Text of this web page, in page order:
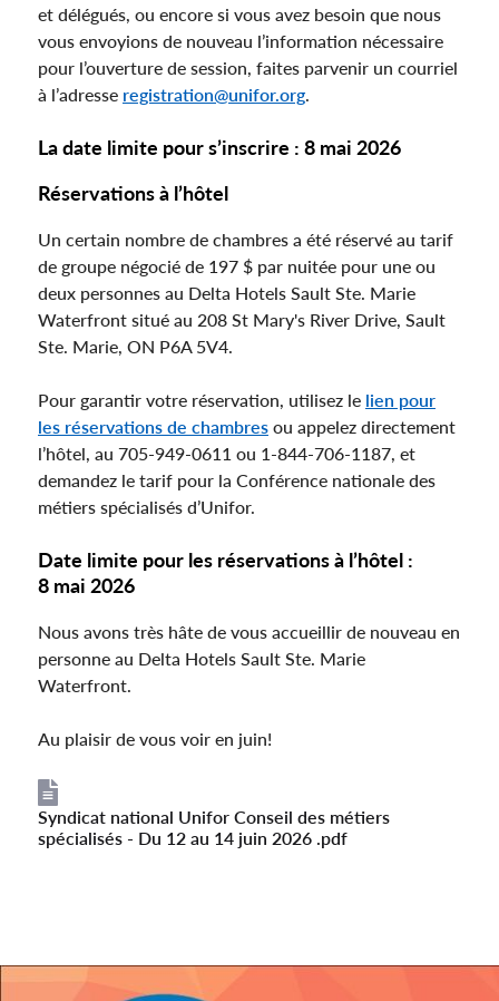
et délégués, ou encore si vous avez besoin que nous
vous envoyions de nouveau l’information nécessaire
pour l’ouverture de session, faites parvenir un courriel
à l’adresse registration@unifor.org.
La date limite pour s’inscrire : 8 mai 2026
Réservations à l’hôtel
Un certain nombre de chambres a été réservé au tarif
de groupe négocié de 197 $ par nuitée pour une ou
deux personnes au Delta Hotels Sault Ste. Marie
Waterfront situé au 208 St Mary's River Drive, Sault
Ste. Marie, ON P6A 5V4.
Pour garantir votre réservation, utilisez le lien pour
les réservations de chambres ou appelez directement
l’hôtel, au 705-949-0611 ou 1-844-706-1187, et
demandez le tarif pour la Conférence nationale des
métiers spécialisés d’Unifor.
Date limite pour les réservations à l’hôtel :
8 mai 2026
Nous avons très hâte de vous accueillir de nouveau en
personne au Delta Hotels Sault Ste. Marie
Waterfront.
Au plaisir de vous voir en juin!
File
Syndicat national Unifor Conseil des métiers
spécialisés - Du 12 au 14 juin 2026 .pdf